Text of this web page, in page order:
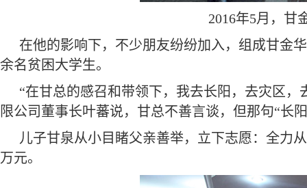
2016年5月，甘
在他的影响下，不少朋友纷纷加入，组成甘金
余名贫困大学生。
“在甘总的感召和带领下，我去长阳，去灾区
限公司董事长叶蕃说，甘总不善言谈，但那句“长
儿子甘泉从小目睹父亲善举，立下志愿：全力
万元。